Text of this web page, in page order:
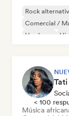
Rock
Comercial /
Hardcore
< 100
Música